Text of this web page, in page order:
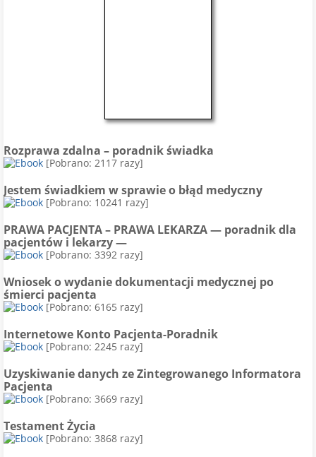
Rozprawa zdalna – poradnik świadka
[Pobrano: 2117 razy]
Jestem świadkiem w sprawie o błąd medyczny
[Pobrano: 10241 razy]
PRAWA PACJENTA – PRAWA LEKARZA — poradnik dla
pacjentów i lekarzy —
[Pobrano: 3392 razy]
Wniosek o wydanie dokumentacji medycznej po
śmierci pacjenta
[Pobrano: 6165 razy]
Internetowe Konto Pacjenta-Poradnik
[Pobrano: 2245 razy]
Uzyskiwanie danych ze Zintegrowanego Informatora
Pacjenta
[Pobrano: 3669 razy]
Testament Życia
[Pobrano: 3868 razy]